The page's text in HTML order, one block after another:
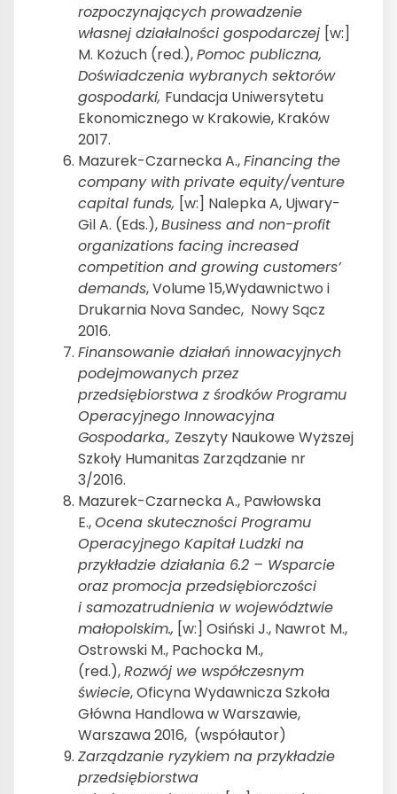
rozpoczynających prowadzenie
własnej działalności gospodarczej [w:]
M. Kożuch (red.),Pomoc publiczna,
Doświadczenia wybranych sektorów
gospodarki, Fundacja Uniwersytetu
Ekonomicznego w Krakowie, Kraków
2017.
Mazurek-Czarnecka A.,Financing the
company with private equity/venture
capital funds, [w:] Nalepka A, Ujwary-
Gil A. (Eds.),Business and non-profit
organizations facing increased
competition and growing customers’
demands, Volume 15,Wydawnictwo i
Drukarnia Nova Sandec, Nowy Sącz
2016.
Finansowanie działań innowacyjnych
podejmowanych przez
przedsiębiorstwa z środków Programu
Operacyjnego Innowacyjna
Gospodarka., Zeszyty Naukowe Wyższej
Szkoły Humanitas Zarządzanie nr
3/2016.
Mazurek-Czarnecka A., Pawłowska
E.,Ocena skuteczności Programu
Operacyjnego Kapitał Ludzki na
przykładzie działania 6.2 – Wsparcie
oraz promocja przedsiębiorczości
i samozatrudnienia w województwie
małopolskim., [w:] Osiński J., Nawrot M.,
Ostrowski M., Pachocka M.,
(red.),Rozwój we współczesnym
świecie, Oficyna Wydawnicza Szkoła
Główna Handlowa w Warszawie,
Warszawa 2016, (współautor)
Zarządzanie ryzykiem na przykładzie
przedsiębiorstwa